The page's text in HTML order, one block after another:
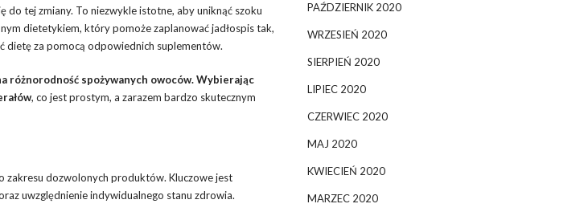
tej zmiany. To niezwykle istotne, aby uniknąć szoku
dietetykiem, który pomoże zaplanować jadłospis tak,
dietę za pomocą odpowiednich suplementów.
różnorodność spożywanych owoców. Wybierając
, co jest prostym, a zarazem bardzo skutecznym
zakresu dozwolonych produktów. Kluczowe jest
uwzględnienie indywidualnego stanu zdrowia.
PAŹDZIERNIK 2020
WRZESIEŃ 2020
SIERPIEŃ 2020
LIPIEC 2020
CZERWIEC 2020
MAJ 2020
KWIECIEŃ 2020
MARZEC 2020